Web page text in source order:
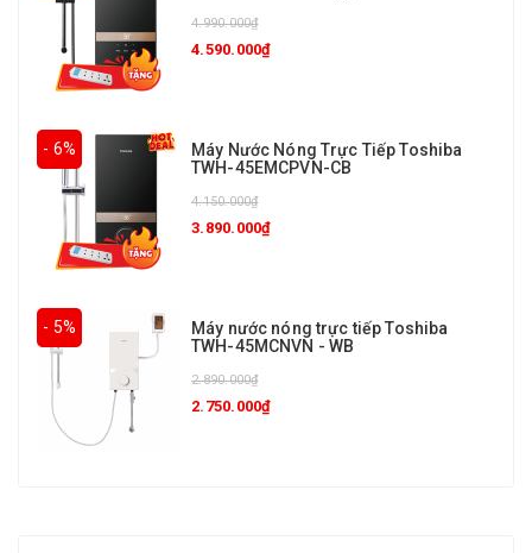
4.990.000₫
4.590.000₫
- 6%
Máy Nước Nóng Trực Tiếp Toshiba
TWH-45EMCPVN-CB
4.150.000₫
3.890.000₫
- 5%
Máy nước nóng trực tiếp Toshiba
TWH-45MCNVN - WB
2.890.000₫
2.750.000₫